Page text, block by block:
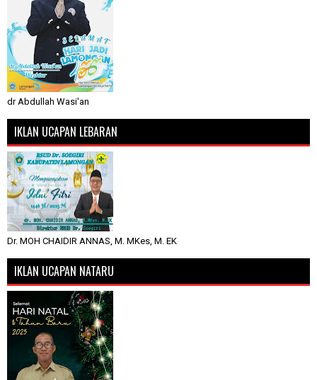
dr Abdullah Wasi'an
IKLAN UCAPAN LEBARAN
Dr. MOH CHAIDIR ANNAS, M. MKes, M. EK
IKLAN UCAPAN NATARU